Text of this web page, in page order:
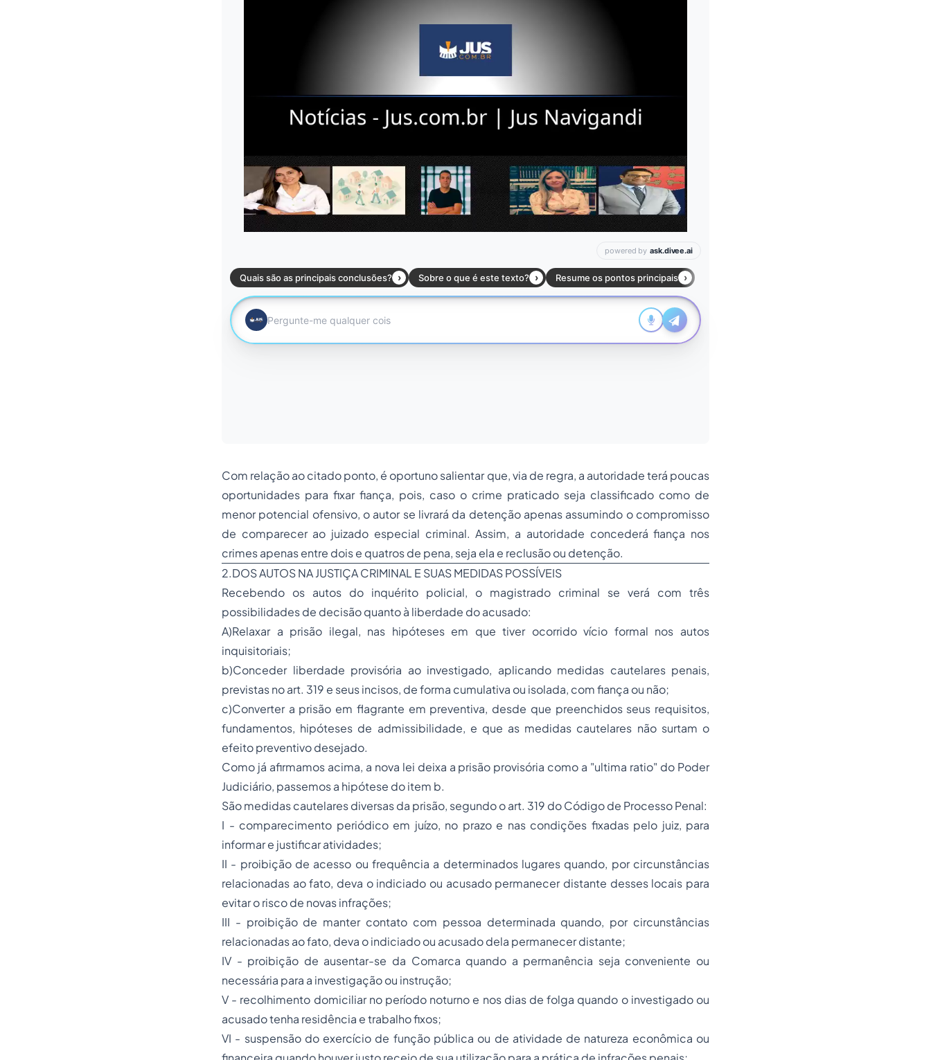
Com relação ao citado ponto, é oportuno salientar que, via de regra, a autoridade terá poucas
oportunidades para fixar fiança, pois, caso o crime praticado seja classificado como de
menor potencial ofensivo, o autor se livrará da detenção apenas assumindo o compromisso
de comparecer ao juizado especial criminal. Assim, a autoridade concederá fiança nos
crimes apenas entre dois e quatros de pena, seja ela e reclusão ou detenção.
2.DOS AUTOS NA JUSTIÇA CRIMINAL E SUAS MEDIDAS POSSÍVEIS
Recebendo os autos do inquérito policial, o magistrado criminal se verá com três
possibilidades de decisão quanto à liberdade do acusado:
A)Relaxar a prisão ilegal, nas hipóteses em que tiver ocorrido vício formal nos autos
inquisitoriais;
b)Conceder liberdade provisória ao investigado, aplicando medidas cautelares penais,
previstas no art. 319 e seus incisos, de forma cumulativa ou isolada, com fiança ou não;
c)Converter a prisão em flagrante em preventiva, desde que preenchidos seus requisitos,
fundamentos, hipóteses de admissibilidade, e que as medidas cautelares não surtam o
efeito preventivo desejado.
Como já afirmamos acima, a nova lei deixa a prisão provisória como a "ultima ratio" do Poder
Judiciário, passemos a hipótese do item b.
São medidas cautelares diversas da prisão, segundo o art. 319 do Código de Processo Penal:
I - comparecimento periódico em juízo, no prazo e nas condições fixadas pelo juiz, para
informar e justificar atividades;
II - proibição de acesso ou frequência a determinados lugares quando, por circunstâncias
relacionadas ao fato, deva o indiciado ou acusado permanecer distante desses locais para
evitar o risco de novas infrações;
III - proibição de manter contato com pessoa determinada quando, por circunstâncias
relacionadas ao fato, deva o indiciado ou acusado dela permanecer distante;
IV - proibição de ausentar-se da Comarca quando a permanência seja conveniente ou
necessária para a investigação ou instrução;
V - recolhimento domiciliar no período noturno e nos dias de folga quando o investigado ou
acusado tenha residência e trabalho fixos;
VI - suspensão do exercício de função pública ou de atividade de natureza econômica ou